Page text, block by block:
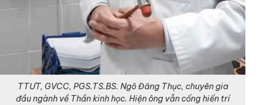
TTƯT, GVCC, PGS.TS.BS. Ngô Đăng Thục, chuyên gia
đầu ngành về Thần kinh học. Hiện ông vẫn cống hiến trí